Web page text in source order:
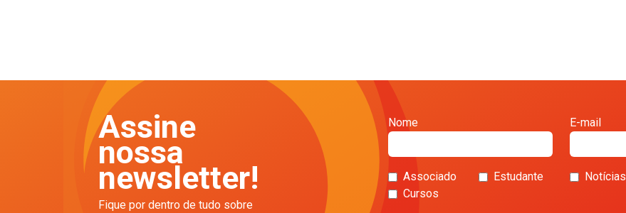
Assine
nossa
newsletter!
Fique por dentro de tudo sobre
Nome E-mail
Associado Estudante Notícias
Cursos